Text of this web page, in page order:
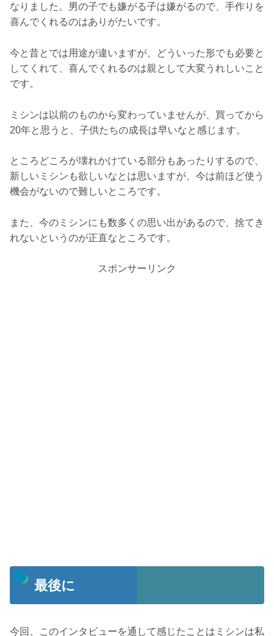
なりました。男の子でも嫌がる子は嫌がるので、手作りを
喜んでくれるのはありがたいです。
今と昔とでは用途が違いますが、どういった形でも必要と
してくれて、喜んでくれるのは親として大変うれしいこと
です。
ミシンは以前のものから変わっていませんが、買ってから
20年と思うと、子供たちの成長は早いなと感じます。
ところどころが壊れかけている部分もあったりするので、
新しいミシンも欲しいなとは思いますが、今は前ほど使う
機会がないので難しいところです。
また、今のミシンにも数多くの思い出があるので、捨てき
れないというのが正直なところです。
スポンサーリンク
最後に
今回、このインタビューを通して感じたことはミシンは私